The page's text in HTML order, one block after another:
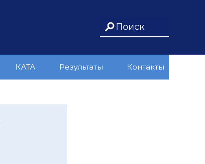
КАТА Результаты Контакты